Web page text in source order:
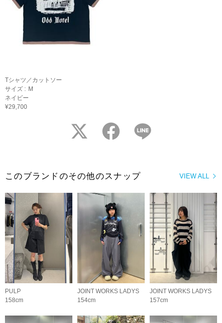
Tシャツ／カットソー
サイズ : M
ネイビー
¥29,700
twitter facebook
VIEW ALL
このブランドのその他のスナップ
PULP
158cm
JOINT WORKS LADYS
154cm
JOINT WORKS LADYS
157cm